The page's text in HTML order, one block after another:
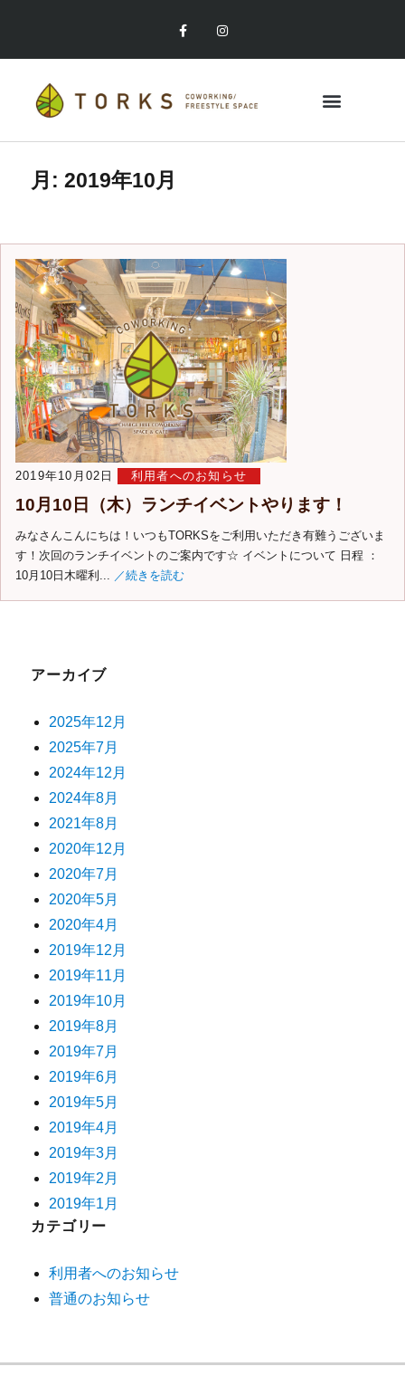
月:2019年10月
2019年10月02日 利用者へのお知らせ
10月10日（木）ランチイベントやります！
みなさんこんにちは！いつもTORKSをご利用いただき有難うございま
す！次回のランチイベントのご案内です☆ イベントについて 日程 ：
10月10日木曜利... ／続きを読む
アーカイブ
2025年12月
2025年7月
2024年12月
2024年8月
2021年8月
2020年12月
2020年7月
2020年5月
2020年4月
2019年12月
2019年11月
2019年10月
2019年8月
2019年7月
2019年6月
2019年5月
2019年4月
2019年3月
2019年2月
2019年1月
カテゴリー
利用者へのお知らせ
普通のお知らせ